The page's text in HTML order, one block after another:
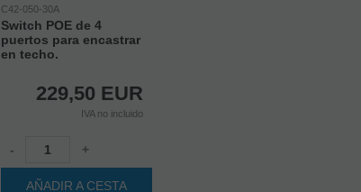
C42-050-30A
Switch POE de 4
puertos para encastrar
en techo.
229,50 EUR
IVA no incluido
- +
AÑADIR A CESTA